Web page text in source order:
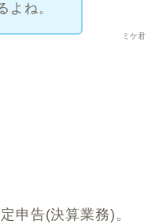
ミケ君
よね。
申告(決算業務)。